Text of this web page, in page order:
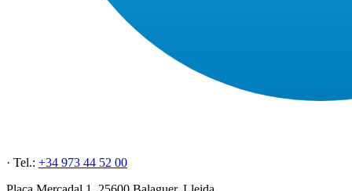
· Tel.: +34 973 44 52 00